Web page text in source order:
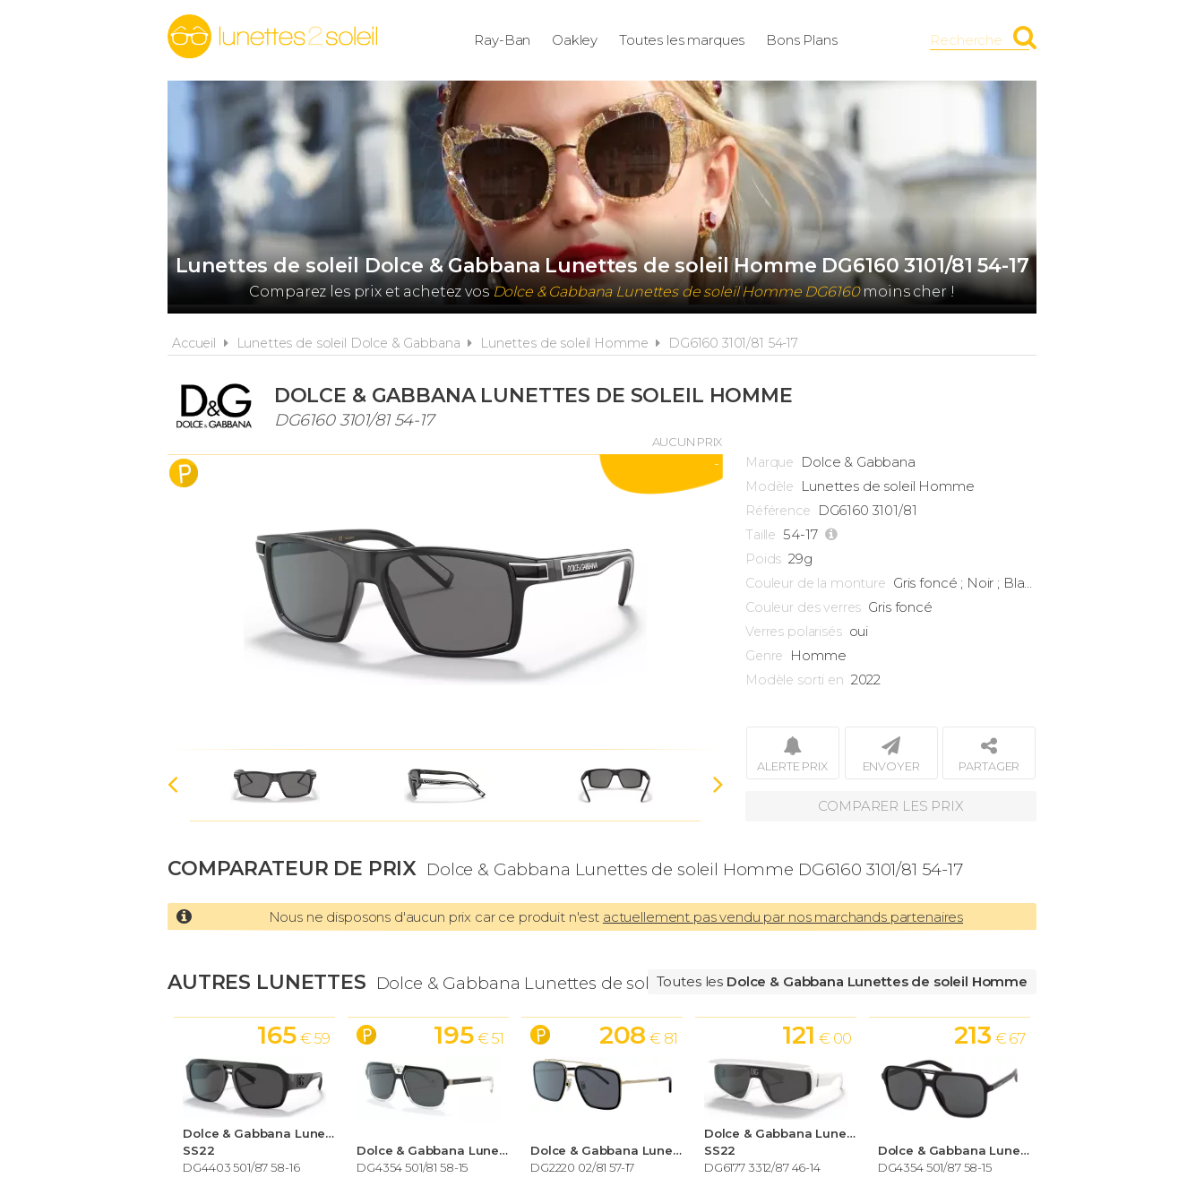
Ray-Ban Oakley Toutes les marques Bons Plans Recherche
Lunettes de soleil Dolce & Gabbana Lunettes de soleil Homme DG6160 3101/81 54-17
Comparez les prix et achetez vosDolce & Gabbana Lunettes de soleil Homme DG6160moins cher !
Accueil Lunettes de soleil Dolce & Gabbana Lunettes de soleil Homme DG6160 3101/81 54-17
DOLCE & GABBANA LUNETTES DE SOLEIL HOMME
DG6160 3101/81 54-17
AUCUN PRIX
- Marque Dolce & Gabbana
Modèle Lunettes de soleil Homme
Référence DG6160 3101/81
Taille 54-17
Poids 29g
Couleur de la monture Gris foncé ; Noir ; Blanc
Couleur des verres Gris foncé
Verres polarisés oui
Genre Homme
Modèle sorti en 2022
ALERTE PRIX ENVOYER PARTAGER
COMPARER LES PRIX
COMPARATEUR DE PRIX Dolce & Gabbana Lunettes de soleil Homme DG6160 3101/81 54-17
Nous ne disposons d'aucun prix car ce produit n'est actuellement pas vendu par nos marchands partenaires
AUTRES LUNETTES Dolce & Gabbana Lunettes de soleil Homme
Toutes les Dolce & Gabbana Lunettes de soleil Homme
Dolce & Gabbana Lunettes de soleil Homme
SS22
DG4403 501/87 58-16
165 € 59
Dolce & Gabbana Lunettes de soleil Homme
DG4354 501/81 58-15
195 € 51
Dolce & Gabbana Lunettes de soleil Homme
DG2220 02/81 57-17
208 € 81
Dolce & Gabbana Lunettes de soleil Homme
SS22
DG6177 3312/87 46-14
121 € 00
Dolce & Gabbana Lunettes de soleil Homme
DG4354 501/87 58-15
213 € 67